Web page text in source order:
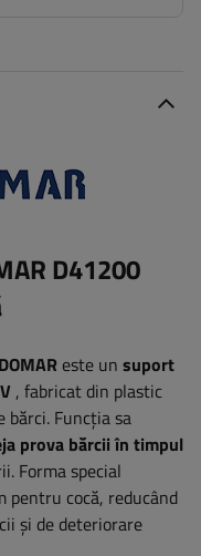
D41200
DOMAR este un suport
, fabricat din plastic
bărci. Funcția sa
prova bărcii în timpul
Forma special
pentru cocă, reducând
și de deteriorare